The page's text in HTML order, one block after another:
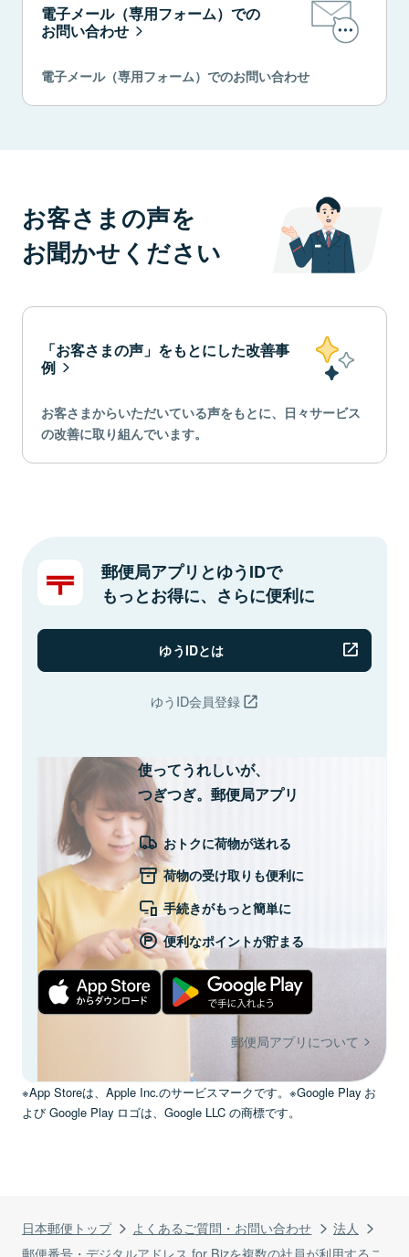
日本郵便トップ よくあるご質問・お問い合わせ
法人
郵便番号・デジタルアドレス for Bizを複数の社員が利用するこ
電子メール（専用フォーム）での
お問い合わせ
電子メール（専用フォーム）でのお問い合わせ
お客さまの声を
お聞かせください
「お客さまの声」をもとにした改善事
例
お客さまからいただいている声をもとに、日々サービス
の改善に取り組んでいます。
郵便局アプリとゆうIDで
もっとお得に、さらに便利に
ゆうIDとは
ゆうID会員登録
使ってうれしいが、
つぎつぎ。郵便局アプリ
おトクに荷物が送れる
荷物の受け取りも便利に
手続きがもっと簡単に
便利なポイントが貯まる
郵便局アプリについて
※App Storeは、Apple Inc.のサービスマークです。※Google Play お
よび Google Play ロゴは、Google LLC の商標です。